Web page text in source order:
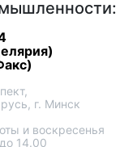
г. Минск
и воскресенья
14.00